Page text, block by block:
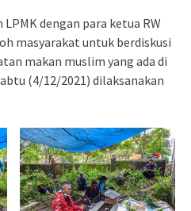
dengan para ketua RW
masyarakat untuk berdiskusi
makan muslim yang ada di
(4/12/2021) dilaksanakan